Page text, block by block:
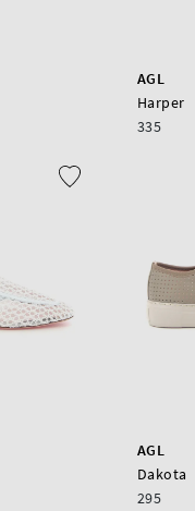
AGL
Harper
335
AGL
Dakota
295